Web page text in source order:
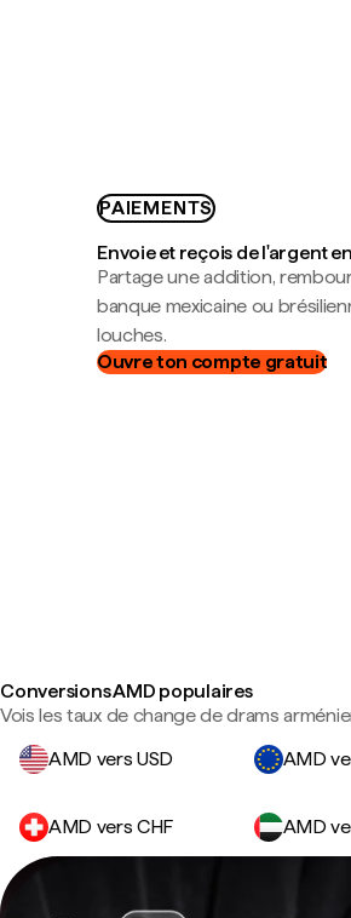
PAIEMENTS
Envoie et reçois de l'argent
Partage une addition,
banque mexicaine ou
louches.
Ouvre ton compte gratuit
Conversions AMD populaires
Vois les taux de change de drams
AMD vers USD
AMD
AMD vers CHF AMD